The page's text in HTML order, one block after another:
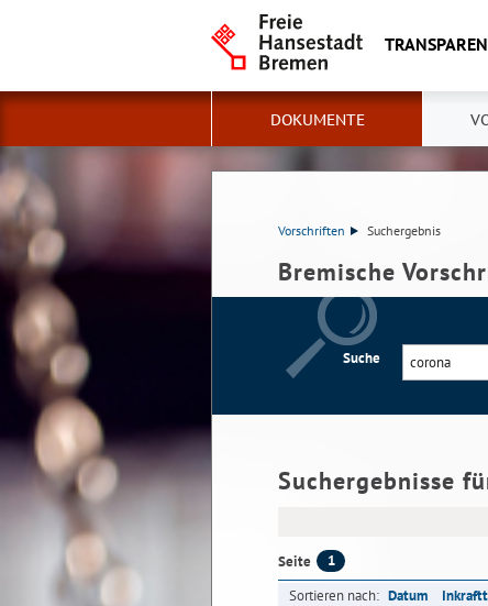
DOKUMENTE
Vorschriften Suchergebnis
Bremische
Suche
Suchergebnisse
Seite 1
Sortieren nach: Datum